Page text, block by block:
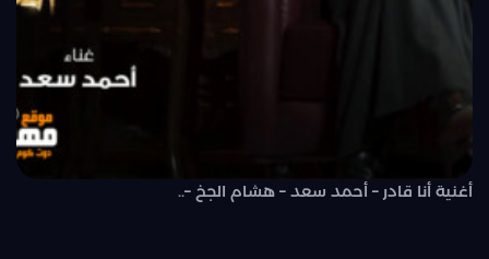
أغنية أنا قادر – أحمد سعد – هشام الجخ –..